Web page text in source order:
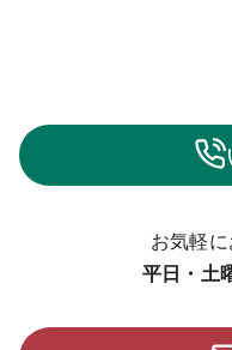
お気軽に
平日・土